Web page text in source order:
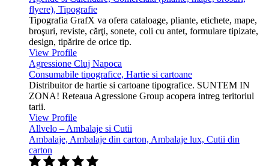
flyere), Tipografie
Tipografia GrafX va ofera cataloage, pliante, etichete, mape,
broşuri, reviste, cărţi, sonete, coli cu antet, formulare tipizate,
design, tipărire de orice tip.
View Profile
Agressione Cluj Napoca
Consumabile tipografice, Hartie si cartoane
Distribuitor de hartie si cartoane tipografice. SUNTEM IN
ZONA! Reteaua Agressione Group acopera intreg teritoriul
tarii.
View Profile
Allvelo – Ambalaje si Cutii
Ambalaje, Ambalaje din carton, Ambalaje lux, Cutii din
carton